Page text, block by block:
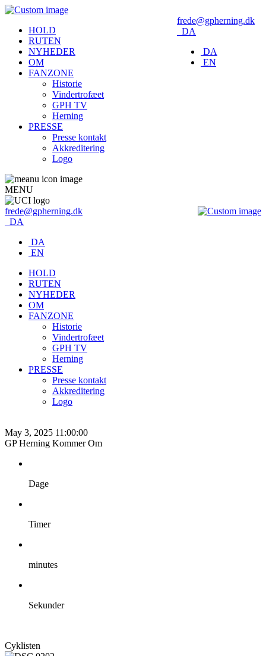
frede@gpherning.dk
DA
DA
EN
HOLD
RUTEN
NYHEDER
OM
FANZONE
Historie
Vindertrofæet
GPH TV
Herning
PRESSE
Presse kontakt
Akkreditering
Logo
MENU
frede@gpherning.dk
DA
DA
EN
HOLD
RUTEN
NYHEDER
OM
FANZONE
Historie
Vindertrofæet
GPH TV
Herning
PRESSE
Presse kontakt
Akkreditering
Logo
May 3, 2025 11:00:00
GP Herning Kommer Om
Dage
Timer
minutes
Sekunder
Cyklisten